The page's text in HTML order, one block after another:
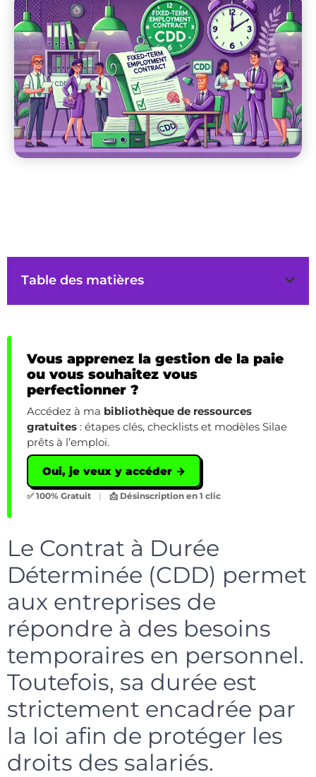
Table des matières
Vous apprenez la gestion de la paie
ou vous souhaitez vous
perfectionner ?
Accédez à ma bibliothèque de ressources
gratuites : étapes clés, checklists et modèles Silae
prêts à l’emploi.
Oui, je veux y accéder →
✅ 100% Gratuit | 📩 Désinscription en 1 clic
Le Contrat à Durée
Déterminée (CDD) permet
aux entreprises de
répondre à des besoins
temporaires en personnel.
Toutefois, sa durée est
strictement encadrée par
la loi afin de protéger les
droits des salariés.